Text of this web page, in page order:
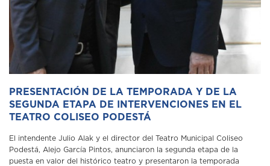
PRESENTACIÓN DE LA TEMPORADA Y DE LA
SEGUNDA ETAPA DE INTERVENCIONES EN EL
TEATRO COLISEO PODESTÁ
El intendente Julio Alak y el director del Teatro Municipal Coliseo
Podestá, Alejo García Pintos, anunciaron la segunda etapa de la
puesta en valor del histórico teatro y presentaron la temporada